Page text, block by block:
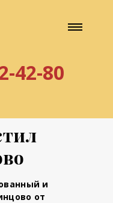
42-80
и
от